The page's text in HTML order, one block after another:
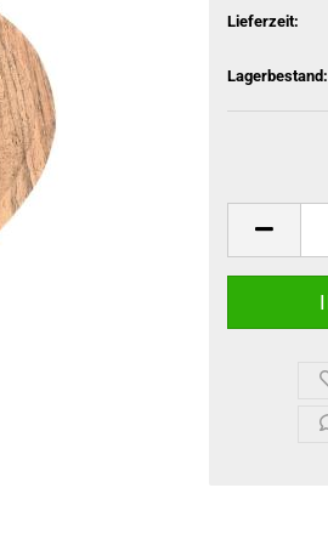
Lieferzeit:
Lagerbestand: